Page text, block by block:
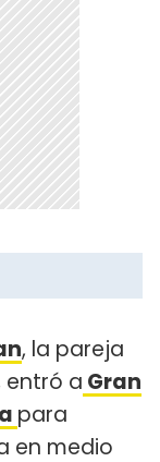
, la pareja
entró a Gran
para
en medio